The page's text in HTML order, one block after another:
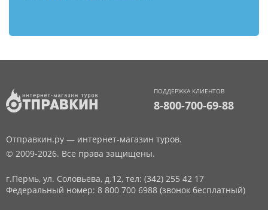
ПОДДЕРЖКА КЛИЕНТОВ
8-800-700-69-88
Отправкин.ру — интернет-магазин туров.
© 2009-2026. Все права защищены.
г.Пермь, ул. Соловьева, д.12, тел: (342) 255 42 17
Федеральный номер: 8 800 700 6988 (звонок бесплатный)